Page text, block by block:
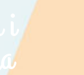
i